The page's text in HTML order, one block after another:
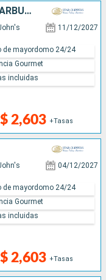
FRANCIA, DOMINICA, ANTIGUA Y BARBUDA
11/12/2027
2,603 +Tasas
de mayordomo 24/24
Gourmet
incluidas
04/12/2027
2,603 +Tasas
de mayordomo 24/24
Gourmet
incluidas